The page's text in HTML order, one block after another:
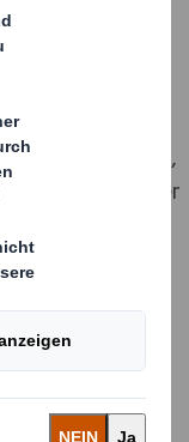
Jahr 791
Deutschland
Italien,
damit an zweiter
im Online-
wird